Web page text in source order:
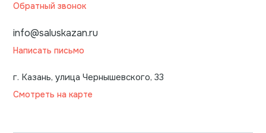
Обратный звонок
info@saluskazan.ru
Написать письмо
г. Казань, улица Чернышевского, 33
Смотреть на карте